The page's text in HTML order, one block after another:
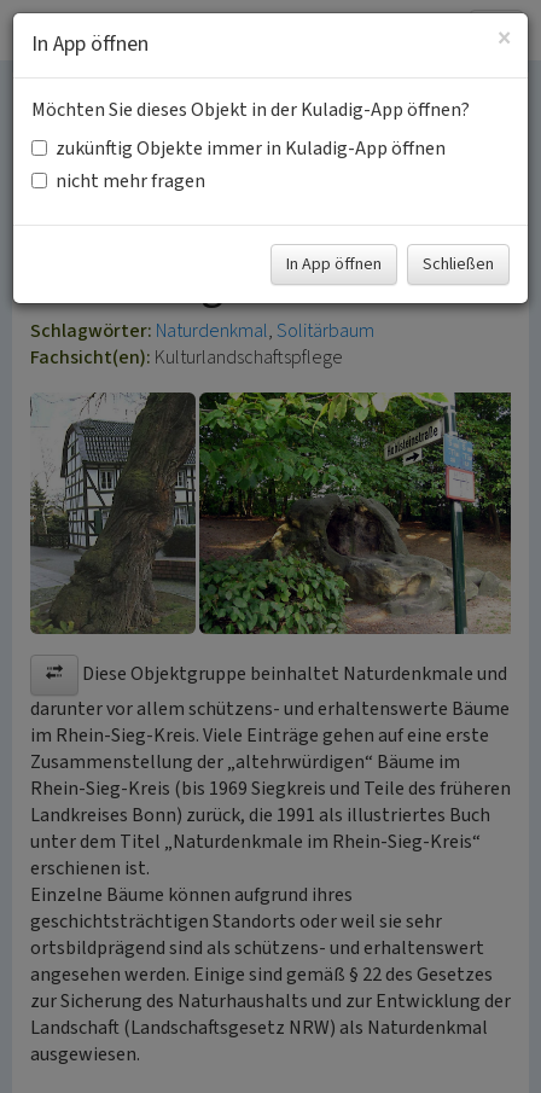
Naturdenkmale und
schützens- und
erhaltenswerte Bäume im
Rhein-Sieg-Kreis
Schlagwörter: Naturdenkmal Solitärbaum
Fachsicht(en): Kulturlandschaftspflege
Diese Objektgruppe beinhaltet Naturdenkmale und
darunter vor allem schützens- und erhaltenswerte Bäume
im Rhein-Sieg-Kreis. Viele Einträge gehen auf eine erste
Zusammenstellung der „altehrwürdigen“ Bäume im
Rhein-Sieg-Kreis (bis 1969 Siegkreis und Teile des früheren
Landkreises Bonn) zurück, die 1991 als illustriertes Buch
unter dem Titel „Naturdenkmale im Rhein-Sieg-Kreis“
erschienen ist.
Einzelne Bäume können aufgrund ihres
geschichtsträchtigen Standorts oder weil sie sehr
ortsbildprägend sind als schützens- und erhaltenswert
angesehen werden. Einige sind gemäß § 22 des Gesetzes
zur Sicherung des Naturhaushalts und zur Entwicklung der
Landschaft (Landschaftsgesetz NRW) als Naturdenkmal
ausgewiesen.
×
In App öffnen
Möchten Sie dieses Objekt in der Kuladig-App öffnen?
zukünftig Objekte immer in Kuladig-App öffnen
nicht mehr fragen
In App öffnen Schließen